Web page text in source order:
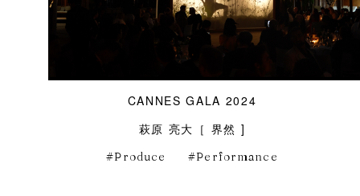
CANNES GALA 2024
萩原 亮大［ 界然 ]
Produce Performance